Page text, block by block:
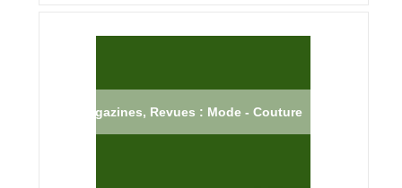
Magazines, Revues : Mode - Couture